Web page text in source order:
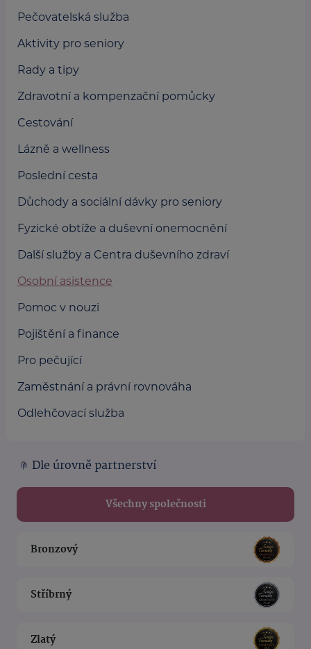
Pečovatelská služba
Aktivity pro seniory
Rady a tipy
Zdravotní a kompenzační pomůcky
Cestování
Lázně a wellness
Poslední cesta
Důchody a sociální dávky pro seniory
Fyzické obtíže a duševní onemocnění
Další služby a Centra duševního zdraví
Osobní asistence
Pomoc v nouzi
Pojištění a finance
Pro pečující
Zaměstnání a právní rovnováha
Odlehčovací služba
Dle úrovně partnerství
Všechny společnosti
Bronzový
Stříbrný
Zlatý